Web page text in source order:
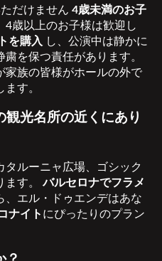
だけません 4歳未満のお子
4歳以上のお子様は歓迎し
を購入 し、公演中は静かに
を保つ責任があります。
家族の皆様がホールの外で
す。
光名所の近くにあり
ルーニャ広場、ゴシック
ます。バルセロナでフラメ
、エル・ドゥエンデはあな
ナイトにぴったりのプラン